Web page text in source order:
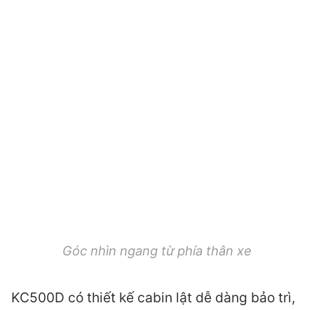
Góc nhìn ngang từ phía thân xe
KC500D có thiết kế cabin lật dễ dàng bảo trì,